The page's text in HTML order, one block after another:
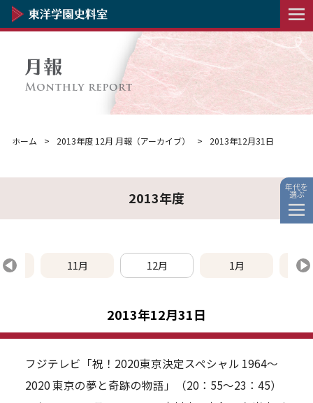
ホーム 2013年度 12月 月報（アーカイブ） 2013年12月31日
2013年度
年代を
選ぶ
11月 12月 1月
2013年12月31日
フジテレビ「祝！2020東京決定スペシャル 1964～
2020 東京の夢と奇跡の物語」（20：55～23：45）